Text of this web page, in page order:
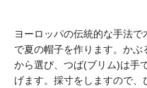
ヨーロッパの伝統的な手法
で夏の帽子を作ります。か
から選び、つば(ブリム)は手
げます。採寸をしますので